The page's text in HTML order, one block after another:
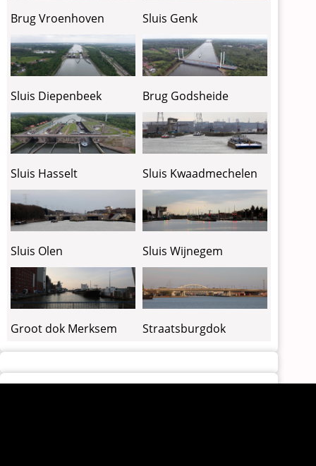
Brug Vroenhoven Sluis Genk
Sluis Diepenbeek Brug Godsheide
Sluis Hasselt Sluis Kwaadmechelen
Sluis Olen Sluis Wijnegem
Groot dok Merksem Straatsburgdok